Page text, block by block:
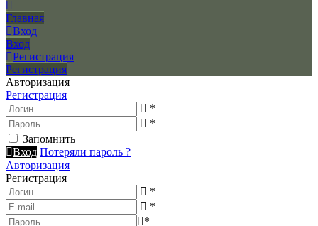
Главная
Вход
Вход
Регистрация
Регистрация
Авторизация
Регистрация
*
*
Запомнить
Вход Потеряли пароль ?
Авторизация
Регистрация
*
*
*